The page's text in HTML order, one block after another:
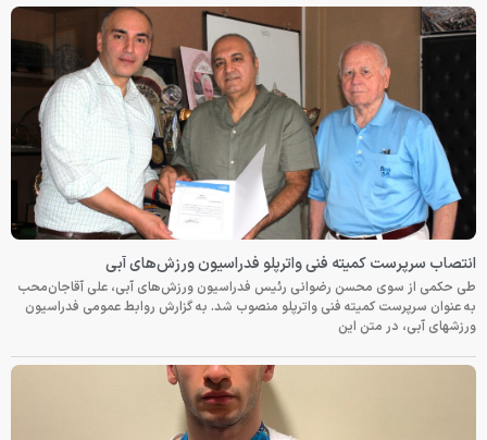
انتصاب سرپرست کمیته فنی واترپلو فدراسیون ورزش‌های آبی
طی حکمی از سوی محسن رضوانی رئیس فدراسیون ورزش‌های آبی، علی آقاجان‌محب
به عنوان سرپرست کمیته فنی واترپلو منصوب شد. به گزارش روابط عمومی فدراسیون
ورزشهای آبی، در متن این